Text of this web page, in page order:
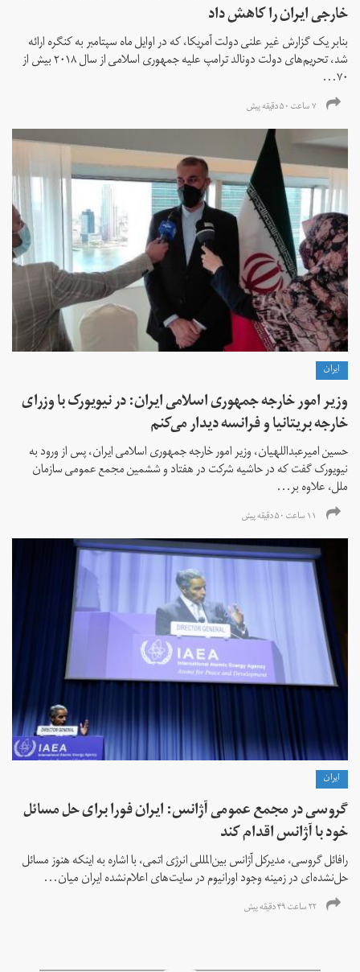
خارجی ایران را کاهش داد
بنابر یک گزارش غیر علنی دولت آمریکا، که در اوایل ماه سپتامبر به کنگره ارائه
شد، تحریم‌های دولت دونالد ترامپ علیه جمهوری اسلامی از سال ۲۰۱۸ بیش از
۷۰...
۷ ساعت ۵۰ دقیقه پیش
ايران
وزیر امور خارجه جمهوری اسلامی ایران: در نیویورک با وزرای
خارجه بریتانیا و فرانسه دیدار می‌کنم
حسین امیرعبداللهیان، وزیر امور خارجه جمهوری اسلامی ایران، پس از ورود به
نیویورک گفت که در حاشیه شرکت در هفتاد و ششمین مجمع عمومی سازمان
ملل، علاوه بر...
۱۱ ساعت ۵۰ دقیقه پیش
ايران
گروسی در مجمع عمومی آژانس: ایران فورا برای حل مسائل
خود با آژانس اقدام کند
رافائل گروسی، مدیرکل آژانس بین‌المللی انرژی اتمی، با اشاره به اینکه هنوز مسائل
حل‌نشده‌ای در زمینه وجود اورانیوم در سایت‌های اعلام‌نشده ایران میان...
۲۲ ساعت ۴۹ دقیقه پیش